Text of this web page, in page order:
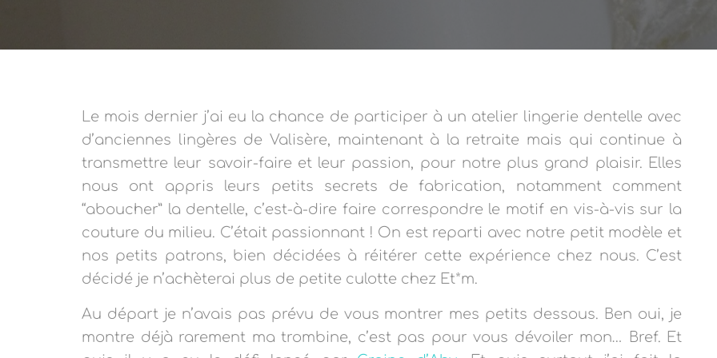
Le mois dernier j’ai eu la chance de participer à un atelier lingerie dentelle avec
d’anciennes lingères de Valisère, maintenant à la retraite mais qui continue à
transmettre leur savoir-faire et leur passion, pour notre plus grand plaisir. Elles
nous ont appris leurs petits secrets de fabrication, notamment comment
“aboucher” la dentelle, c’est-à-dire faire correspondre le motif en vis-à-vis sur la
couture du milieu. C’était passionnant ! On est reparti avec notre petit modèle et
nos petits patrons, bien décidées à réitérer cette expérience chez nous. C’est
décidé je n’achèterai plus de petite culotte chez Et*m.
Au départ je n’avais pas prévu de vous montrer mes petits dessous. Ben oui, je
montre déjà rarement ma trombine, c’est pas pour vous dévoiler mon… Bref. Et